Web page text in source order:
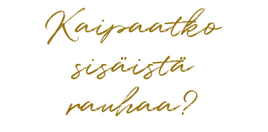
Kaipaatko
sisäistä
rauhaa?